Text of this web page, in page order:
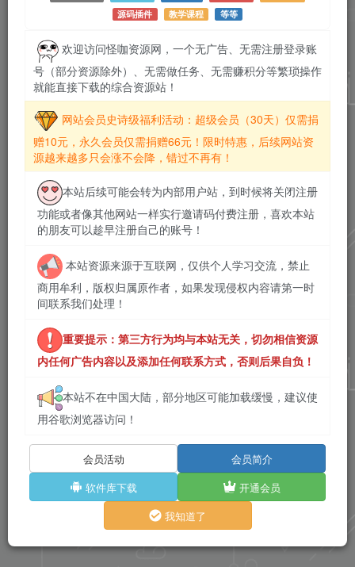
源码插件
教学课程 等等
欢迎访问怪咖资源网，一个无广告、无需注册登录账
号（部分资源除外）、无需做任务、无需赚积分等繁琐操作
就能直接下载的综合资源站！
网站会员史诗级福利活动：超级会员（30天）仅需捐
赠10元，永久会员仅需捐赠66元！限时特惠，后续网站资
源越来越多只会涨不会降，错过不再有！
本站后续可能会转为内部用户站，到时候将关闭注册
功能或者像其他网站一样实行邀请码付费注册，喜欢本站
的朋友可以趁早注册自己的账号！
本站资源来源于互联网，仅供个人学习交流，禁止
商用牟利，版权归属原作者，如果发现侵权内容请第一时
间联系我们处理！
重要提示：第三方行为均与本站无关，切勿相信资源
内任何广告内容以及添加任何联系方式，否则后果自负！
本站不在中国大陆，部分地区可能加载缓慢，建议使
用谷歌浏览器访问！
会员活动
会员简介
软件库下载
开通会员
我知道了